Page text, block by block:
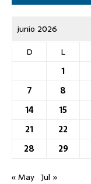
junio 2026
D
L
1
7
8
14
15
21
22
28
29
« May Jul »